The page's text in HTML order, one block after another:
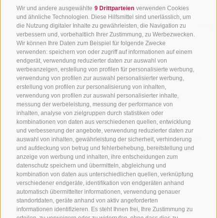
Wir und andere ausgewählte 9 Drittparteien verwenden Cookies
und ähnliche Technologien. Diese Hilfsmittel sind unerlässlich, um
die Nutzung digitaler Inhalte zu gewährleisten, die Navigation zu
verbessern und, vorbehaltlich Ihrer Zustimmung, zu Werbezwecken.
Wir können Ihre Daten zum Beispiel für folgende Zwecke
verwenden: speichern von oder zugriff auf informationen auf einem
endgerät, verwendung reduzierter daten zur auswahl von
werbeanzeigen, erstellung von profilen für personalisierte werbung,
verwendung von profilen zur auswahl personalisierter werbung,
erstellung von profilen zur personalisierung von inhalten,
verwendung von profilen zur auswahl personalisierter inhalte,
messung der werbeleistung, messung der performance von
inhalten, analyse von zielgruppen durch statistiken oder
kombinationen von daten aus verschiedenen quellen, entwicklung
und verbesserung der angebote, verwendung reduzierter daten zur
auswahl von inhalten, gewährleistung der sicherheit, verhinderung
und aufdeckung von betrug und fehlerbehebung, bereitstellung und
anzeige von werbung und inhalten, ihre entscheidungen zum
datenschutz speichern und übermitteln, abgleichung und
kombination von daten aus unterschiedlichen quellen, verknüpfung
verschiedener endgeräte, identifikation von endgeräten anhand
automatisch übermittelter informationen, verwendung genauer
standortdaten, geräte anhand von aktiv angeforderten
informationen identifizieren. Es steht Ihnen frei, Ihre Zustimmung zu
KONTAKTIERE UNS
+39 0472 765325/+39 0472 760608/+39 0472
632372
info@sterzing-ratschings.it
NEWSLETTER